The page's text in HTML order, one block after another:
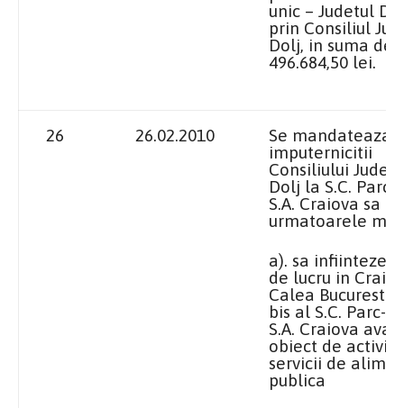
unic – Judetul
prin Consiliul
Dolj, in suma de
496.684,50 lei.
26 26.02.2010
Se mandateaza
imputernicitii
Consiliului
Dolj la S.C. Parc-
S.A. Craiova sa ia
urmatoarele
a). sa infiinteze
de lucru in
Calea Bucuresti
bis al S.C. Parc-
S.A. Craiova
obiect de
servicii de
publica